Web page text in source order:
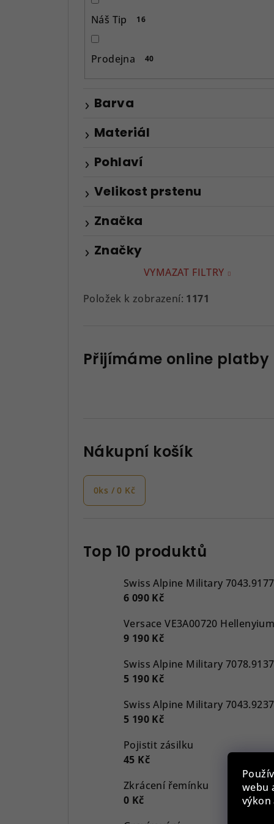
webu
výkon
Náš Tip 16
Prodejna 40
Značky
Barva
Materiál
Pohlaví
Velikost prstenu
Značka
VYMAZAT FILTRY
Položek k zobrazení: 1171
Přijímáme online platby
Nákupní košík
0ks /0 Kč
Top 10 produktů
Swiss Alpine Military 7043.9177
6 090 Kč
9 190 Kč
5 190 Kč
5 190 Kč
Pojistit zásilku
45 Kč
Zkrácení řemínku
0 Kč